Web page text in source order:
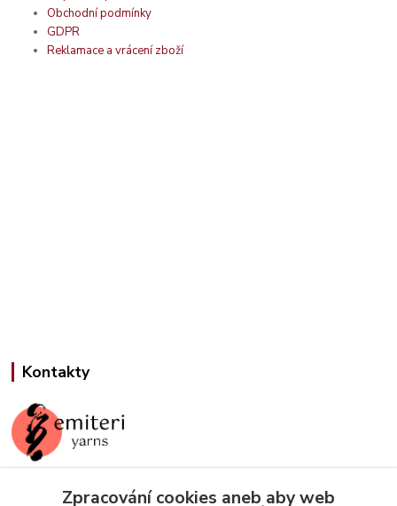
Obchodní podmínky
GDPR
Reklamace a vrácení zboží
Kontakty
Jana Slámová
Zpracování cookies aneb aby web